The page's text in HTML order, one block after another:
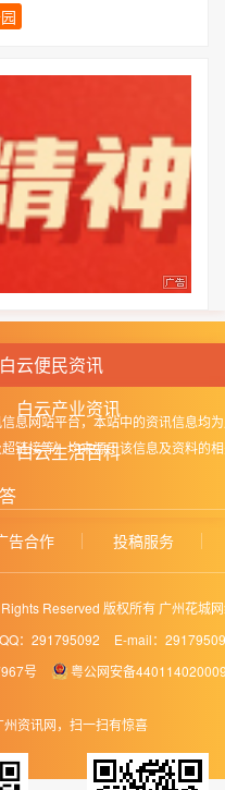
白云便民资讯
白云产业资讯
白云生活百科
息网站平台，本站中的资讯信息均
链接等）均来源于该信息及资料
告合作 投稿服务
Reserved 版权所有 广州花城
QQ：291795092
E-mail：
号 粤公网安备
州资讯网，扫一扫有惊喜